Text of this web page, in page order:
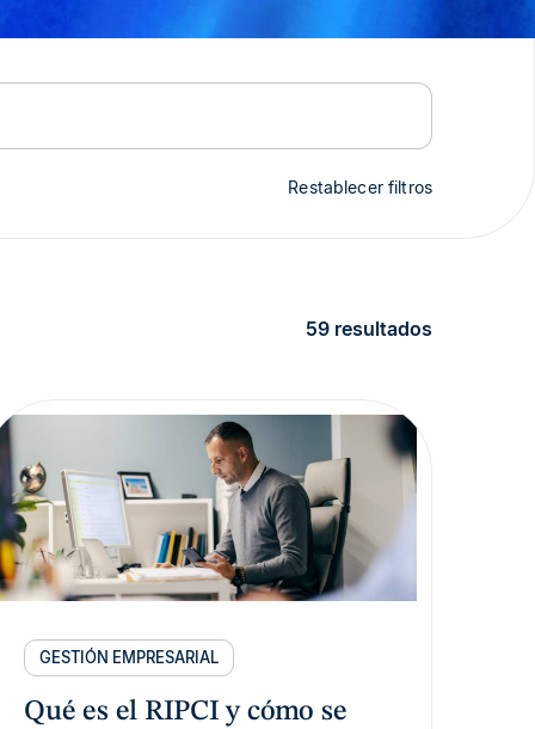
Restablecer filtros
59 resultados
GESTIÓN EMPRESARIAL
Qué es el RIPCI y cómo se